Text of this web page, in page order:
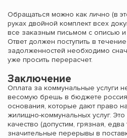
Обращаться можно как лично (в
руках двойной комплект всех
все заказным письмом с описью
Ответ должен поступить в
задолженностей необходимо
уже просить перерасчет.
Заключение
Оплата за коммунальные услуги
весомую брешь в бюджете
основания, которые дают право
жилищно-коммунальных услуг.
качество (допустим, грязная, едва
значительные перерывы в